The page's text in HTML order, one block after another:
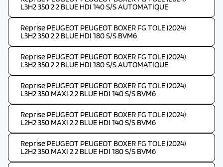
L3H2 350 2.2 BLUE HDI 140 S/S AUTOMATIQUE
Reprise PEUGEOT PEUGEOT BOXER FG TOLE (2024)
L3H2 350 2.2 BLUE HDI 180 S/S BVM6
Reprise PEUGEOT PEUGEOT BOXER FG TOLE (2024)
L3H2 350 2.2 BLUE HDI 180 S/S AUTOMATIQUE
Reprise PEUGEOT PEUGEOT BOXER FG TOLE (2024)
L3H2 350 MAXI 2.2 BLUE HDI 140 S/S BVM6
Reprise PEUGEOT PEUGEOT BOXER FG TOLE (2024)
L2H2 350 MAXI 2.2 BLUE HDI 140 S/S BVM6
Reprise PEUGEOT PEUGEOT BOXER FG TOLE (2024)
L2H2 350 MAXI 2.2 BLUE HDI 180 S/S BVM6